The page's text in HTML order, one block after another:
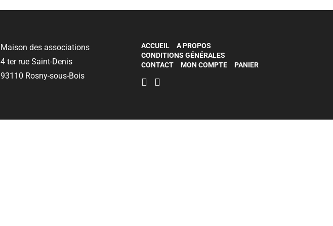
Maison des associations
4 ter rue Saint-Denis
93110 Rosny-sous-Bois
ACCUEIL
A PROPOS
CONDITIONS GÉNÉRALES
CONTACT
MON COMPTE PANIER